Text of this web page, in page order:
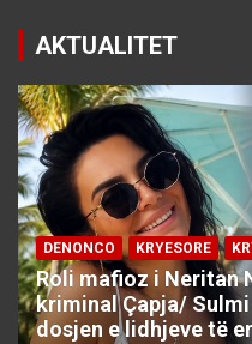
AKTUALITET
DENONCO KRYESORE
Roli mafioz i Neritan
kriminal Çapja/
dosjen e lidhjeve të